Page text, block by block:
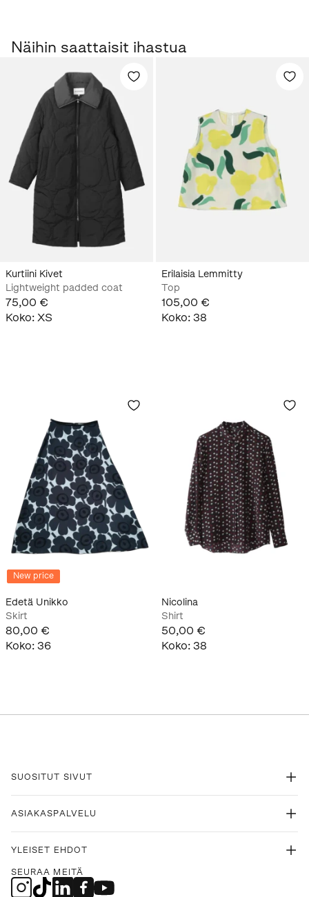
Näihin saattaisit ihastua
Kurtiini Kivet
Lightweight padded coat
75,00 €
Koko: XS
Erilaisia Lemmitty
Top
105,00 €
Koko: 38
New price
Edetä Unikko
Skirt
80,00 €
Koko: 36
Nicolina
Shirt
50,00 €
Koko: 38
SUOSITUT SIVUT
ASIAKASPALVELU
YLEISET EHDOT
SEURAA MEITÄ